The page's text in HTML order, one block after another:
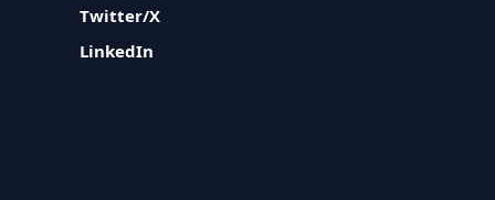
Twitter/X
LinkedIn